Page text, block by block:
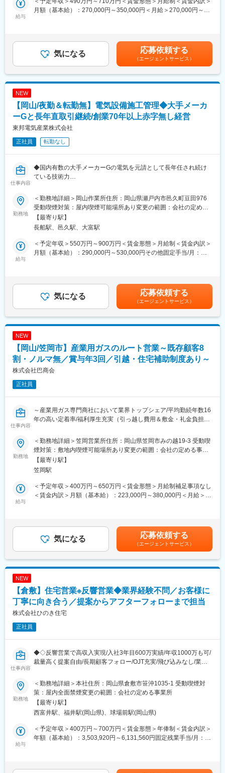
■仕事の中身・強み
場。仕事の約9割が直接の依頼で、京都エリアではトップクラスの
実績があります。
転勤は本人の希望をできるだけ尊重。有給も取りやすく、現場の
います。
変更の範囲：会社の定める業務
ます。本ポジションは商業デベロッパーの事業の中核となるポジ
ションであり、自身の企画した商業施設を作り上げることができ
※不動産デベロッパーとは：
土地を取得し、住宅や商業施設、オフィスビルなどの企画・開発
を行う企業です。用地取得、資金調達、設計・建設の調整から運
■業務詳細：
・物件情報の収集
・施設プランの作成
・テナントリーシング／交渉
・社内調整
・契約書作成 等
既存の商業事業用地の購入、収益不動産の売買の業務を行う可能
性もございます。
■入社後のフォロー体制：
・最初は先輩社員が進めているプロジェクトのサポートなどを行
っていただき、業務の流れや知識を付けていただきます。分から
ないことは上長や周りの先輩に質問しやすい環境です。
・土日祝日休みで年間休日は123日、残業はおおむね10～20時間
程度です。自身で業務調整を行い、定時に帰宅することも可能で
・朝7時前の出勤、21時以降の残業の原則禁止とし、ワークライ
■福利厚生／家庭と仕事の両立に向けた制度：
お子様が生まれた際に一人当たり100万円の支給するお祝い金や
時間単位有休制度、有給取得を促すためのホームホリデー制度な
す。
給与
月額（基本給）：270,000円～350,000円＜月給＞270,000円～
であり、選考を通じて上下する可能性があります。月給(月額)は固
定手当を含めた表記です。
気になる 応募依頼する
（エージェントサービス）
NEW
【岡山/夜勤＆転勤無】電気設備施工管理◆大手メーカ
ーGと長年直取引継続/創業70年以上赤字無し経営
東邦電気産業株式会社
正社員 転勤なし
仕事内容
◆国内有数の大手メーカーGの電気を元請として長年任され続け
ている技術力
ション
◆実作業は協力会社、顧客折衝と意思決定に集中できる環境
【業務内容】
長年直接取引のある大手メーカー工場に常駐し、電気設備工事の
施工管理を担っていただきます。単発工事ではなく、工場・拠点
単位で電気設備を継続的に任されているため、顧客の生産や運用
を理解した上で判断・調整を行うことを期待しています。
なく、工場特有の制約や停止リスクを踏まえた段取り、先回りし
た提案が求められます。
今回の採用は、工場案件の継続受注と元請比率拡大に伴う体制強
【配属組織について】
配属先は工場・研究施設を中心に担当する電気設備部門です。20
代～50代まで幅広い年代が在籍し、経験の浅い層もベテランの判
断を間近で学びながら育っています。
社に準ずる視点で経験を積みたい方にとって、視座を一段引き上
げられる環境です。
【当社について】
■安定基盤：1955年創業、メーカー設備や商業施設、公共工事、
学校機関等、様々な規模の幅広い分野へ貢献し創業以来赤字な
し。社員数約130名、売上高約90～100億円規模で安定経営を継続
しています。学校、病院、大手企業が取引先となるため、社会に
大きく貢献できる環境です。
■技術と品質：電気・管工事の設計から施工管理、保守まで一貫対
■働き方：お客様からのご期待も高く、繁忙期はつきものですが社
員が長く活躍いただけるよう転勤はご本人の希望を配慮。有給取
得実績もある他、残業時間削減のためのポジションを創り負担軽
勤務地
＜勤務地詳細＞岡山作業所住所：岡山県瀬戸内市邑久町豆田976
受動喫煙対策：屋内喫煙可能場所あり変更の範囲：会社の定める
事業所
【最寄り駅】
長船駅、邑久駅、大富駅
給与
＜予定年収＞550万円～900万円＜賃金形態＞月給制＜賃金内訳＞
月額（基本給）：290,000円～530,000円その他固定手当/月：
15,000円 / 1級技士補 8,000円 / 2級 5,000円）/月その他、電気工
事士、電気主任技術者、消防設備士なども手当の対象賃金はあく
までも目安の金額であり、選考を通じて上下する可能性がありま
す。月給(月額)は固定手当を含めた表記です。
気になる 応募依頼する
（エージェントサービス）
NEW
【岡山/笠岡市】産業用ガスのルート営業～既存顧客8
割・ノルマ無／賞与年3回／引越・住宅補助制度あり～
株式会社巴商会
正社員
仕事内容
～産業用ガス専門商社において業界トップシェア/平均勤続年数16
年の高い定着率/福利厚生充実（引っ越し費用＆敷金・礼金負担、
■ポジション概要：
∟本ポジションでは既存のお客様を中心に、ガスボンベの納品を
行ないながら、産業用ガスおよび関連商品の提案をお任せいたし
ます。
★お客様は既存顧客が8割。半導体/食品/自動車/医療機関/官公庁/
民間研究所など幅広く取引を行なっています。
【産業ガスとは…】
＜1日の業務の流れ＞
前日までに届いた注文を確認。トラックにボンベを積み込み、担
↓
納品先の配達を終えた後は、その他のお客様先を訪問。
ガスの残量チェックなどをしながら、お困りごとがないか確認し
ます。
■魅力点：
・ノルマはなく、部署共通の目標と自身定めた目標を追っていく
形になるので、数値的なストレスはありません！
・産業ガス以外にも、関連商品や装置、設備工事など幅広い商材
を持っているため、お客様のニーズに合わせた幅広い提案が可能
です。
・専門的な商材知識については、ご入社後にOJTなどを通じて習
得いただきますので、ご安心ください！
勤務地
＜勤務地詳細＞笠岡営業所住所：岡山県笠岡市みの越19-3 受動喫
煙対策：敷地内喫煙可能場所あり変更の範囲：会社の定める事業
所【最寄り駅】
笠岡駅
給与
＜予定年収＞400万円～650万円＜賃金形態＞月給制補足事項なし
＜賃金内訳＞月額（基本給）：223,000円～380,000円＜月給＞
家賃補助有り（法人契約・年齢制限無し）■引越サポート：入社や
転勤に合わせた転居費用を会社負担（引越代、アパート契約金）
賃金はあくまでも目安の金額であり、選考を通じて上下する可能
性があります。月給(月額)は固定手当を含めた表記です。
気になる 応募依頼する
（エージェントサービス）
NEW
【倉敷】住宅営業※反響営業◆業界経験不問／お客様に
丁寧に向き合う／提案からアフターフォローまで担当
株式会社ひのき住宅
正社員
仕事内容
◆◇反響営業で高収入実現/入社3年目600万実績/年収1000万も可/
裁量高く提案自由/長期顧客フォロー/OJT充実/飛び込みなし/業務
★年収例
入社3年目（20代）：600万円
※実績により1,000万も目指していただけます。
■業務内容：
◇住宅購入を検討中のお客様に向けて、ヒアリングからプラン提
案、成約後のフォローまでを一貫して担当します。
入社後は、先輩スタッフとの同行によるOJTを通して、「仕事の
勤務地
＜勤務地詳細＞本社住所：岡山県倉敷市笹沖1035-1 受動喫煙対
策：屋内全面禁煙変更の範囲：会社の定める事業所
【最寄り駅】
西富井駅、福井駅(岡山県)、球場前駅(岡山県)
給与
＜予定年収＞400万円～700万円＜賃金形態＞年俸制＜賃金内訳＞
年額（基本給）：3,503,920円～6,131,560円固定残業手当/月：